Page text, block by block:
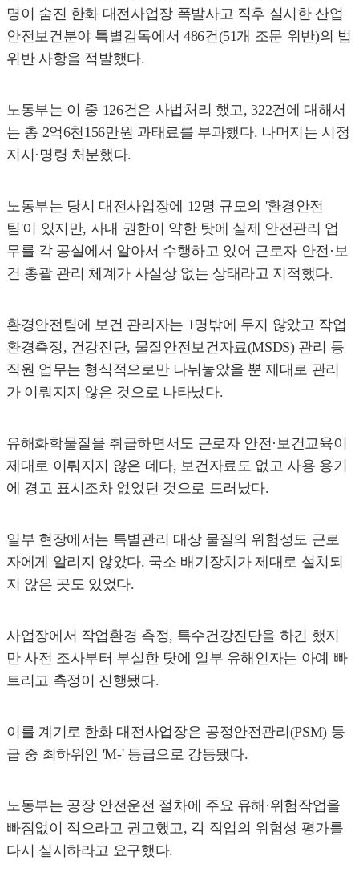
명이 숨진 한화 대전사업장 폭발사고 직후 실시한 산업
안전보건분야 특별감독에서 486건(51개 조문 위반)의 법
위반 사항을 적발했다.
노동부는 이 중 126건은 사법처리 했고, 322건에 대해서
는 총 2억6천156만원 과태료를 부과했다. 나머지는 시정
지시·명령 처분했다.
노동부는 당시 대전사업장에 12명 규모의 '환경안전
팀'이 있지만, 사내 권한이 약한 탓에 실제 안전관리 업
무를 각 공실에서 알아서 수행하고 있어 근로자 안전·보
건 총괄 관리 체계가 사실상 없는 상태라고 지적했다.
환경안전팀에 보건 관리자는 1명밖에 두지 않았고 작업
환경측정, 건강진단, 물질안전보건자료(MSDS) 관리 등
직원 업무는 형식적으로만 나눠놓았을 뿐 제대로 관리
가 이뤄지지 않은 것으로 나타났다.
유해화학물질을 취급하면서도 근로자 안전·보건교육이
제대로 이뤄지지 않은 데다, 보건자료도 없고 사용 용기
에 경고 표시조차 없었던 것으로 드러났다.
일부 현장에서는 특별관리 대상 물질의 위험성도 근로
자에게 알리지 않았다. 국소 배기장치가 제대로 설치되
지 않은 곳도 있었다.
사업장에서 작업환경 측정, 특수건강진단을 하긴 했지
만 사전 조사부터 부실한 탓에 일부 유해인자는 아예 빠
트리고 측정이 진행됐다.
이를 계기로 한화 대전사업장은 공정안전관리(PSM) 등
급 중 최하위인 'M-' 등급으로 강등됐다.
노동부는 공장 안전운전 절차에 주요 유해·위험작업을
빠짐없이 적으라고 권고했고, 각 작업의 위험성 평가를
다시 실시하라고 요구했다.